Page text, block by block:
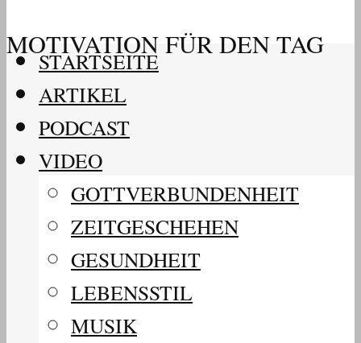
MOTIVATION FÜR DEN TAG
STARTSEITE
ARTIKEL
PODCAST
VIDEO
GOTTVERBUNDENHEIT
ZEITGESCHEHEN
GESUNDHEIT
LEBENSSTIL
MUSIK